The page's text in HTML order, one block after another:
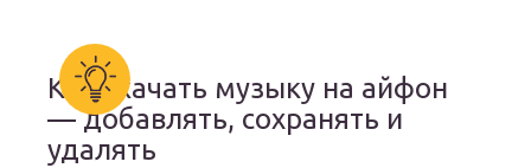
Как скачать музыку на айфон
— добавлять, сохранять и
удалять